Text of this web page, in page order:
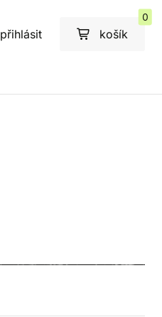
přihlásit košík
0